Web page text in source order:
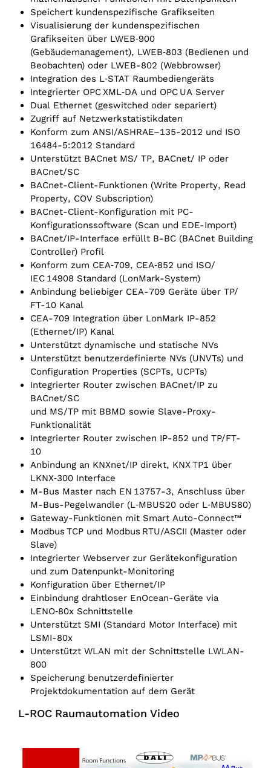
Speichert kundenspezifische Grafikseiten
Visualisierung der kundenspezifischen
Grafikseiten über LWEB‑900
(Gebäudemanagement), LWEB‑803 (Bedienen und
Beobachten) oder LWEB-802 (Webbrowser)
Integration des L‑STAT Raumbediengeräts
Integrierter OPC XML‑DA und OPC UA Server
Dual Ethernet (geswitched oder separiert)
Zugriff auf Netzwerkstatistikdaten
Konform zum ANSI/‌ASHRAE–135-2012 und ISO
16484-5:2012 Standard
Unterstützt BACnet MS/ TP, BACnet/ IP oder
BACnet/SC
BACnet-Client-Funktionen (Write Property, Read
Property, COV Subscription)
BACnet-Client-Konfiguration mit PC-
Konfigurationssoftware (Scan und EDE-Import)
BACnet/‌IP-Interface erfüllt B-BC (BACnet Building
Controller) Profil
Konform zum CEA‑709, CEA‑852 und ISO/‌
IEC 14908 Standard (LonMark-System)
Anbindung beliebiger CEA-709 Geräte über TP/‌
FT-10 Kanal
CEA-709 Integration über LonMark IP-852
(Ethernet/‌IP) Kanal
Unterstützt dynamische und statische NVs
Unterstützt benutzerdefinierte NVs (UNVTs) und
Configuration Properties (SCPTs, UCPTs)
Integrierter Router zwischen BACnet/IP zu
BACnet/SC
und MS/TP mit BBMD sowie Slave-Proxy-
Funktionalität
Integrierter Router zwischen IP-852 und TP/‌FT-
10
Anbindung an KNXnet/‌IP direkt, KNX TP1 über
LKNX‑300 Interface
M-Bus Master nach EN 13757-3, Anschluss über
M-Bus-Pegelwandler (L‑MBUS20 oder L‑MBUS80)
Gateway-Funktionen mit Smart Auto-Connect™
Modbus TCP und Modbus RTU/ASCII (Master oder
Slave)
Integrierter Webserver zur Gerätekonfiguration
und zum Datenpunkt-Monitoring
Konfiguration über Ethernet/‌IP
Einbindung drahtloser EnOcean-Geräte via
LENO‑80x Schnittstelle
Unterstützt SMI (Standard Motor Interface) mit
LSMI-80x
Unterstützt WLAN mit der Schnittstelle LWLAN-
800
Speicherung benutzerdefinierter
Projektdokumentation auf dem Gerät
L-ROC Raumautomation Video